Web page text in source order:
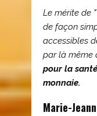
Le mérite de
de façon
accessibles
par là même
pour la
monnaie.
Marie-